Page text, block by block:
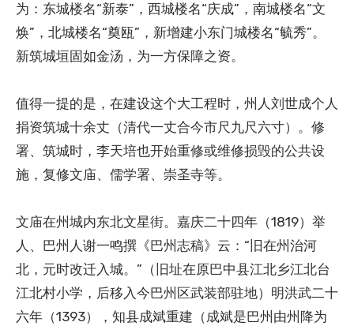
为：东城楼名“新泰”，西城楼名“庆成”，南城楼名“文
焕”，北城楼名“奠瓯”，新增建小东门城楼名“毓秀”。
新筑城垣固如金汤，为一方保障之资。
值得一提的是，在建设这个大工程时，州人刘世成个人
捐资筑城十余丈（清代一丈合今市尺九尺六寸）。修
署、筑城时，李天培也开始重修或维修损毁的公共设
施，复修文庙、儒学署、崇圣寺等。
文庙在州城内东北文星街。嘉庆二十四年（1819）举
人、巴州人谢一鸣撰《巴州志稿》云：“旧在州治河
北，元时改迁入城。”（旧址在原巴中县江北乡江北台
江北村小学，后移入今巴州区武装部驻地）明洪武二十
六年（1393），知县成斌重建（成斌是巴州由州降为